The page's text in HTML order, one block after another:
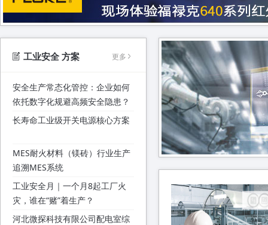
丹佛斯传动亮相光储直柔大会 以
智能直流微电网技术助力源网荷
工智能产研基地在京揭牌成立
工业安全 方案 更多
安全生产常态化管控：企业如何
依托数字化规避高频安全隐患？
长寿命工业级开关电源核心方案
MES耐火材料（镁砖）行业生产
追溯MES系统
工业安全月｜一个月8起工厂火
灾，谁在“赌”着生产？
河北微探科技有限公司配电室综